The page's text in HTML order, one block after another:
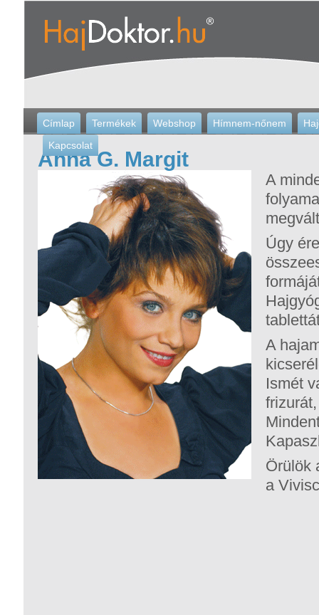
Címlap Termékek Webshop Hímnem-nőnem
Kapcsolat
Anna G. Margit
A
Úgy
A
Ismét
Örülök
a